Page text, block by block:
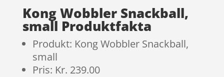
Kong Wobbler Snackball,
small Produktfakta
Produkt: Kong Wobbler Snackball,
small
Pris: Kr. 239.00